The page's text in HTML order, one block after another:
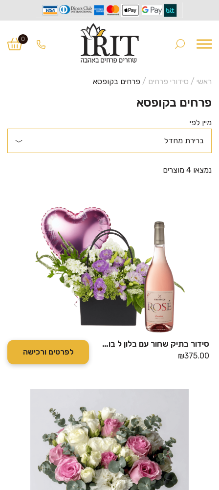
to
navigation
to
content
0
ראשי / סידורי פרחים / פרחים בקופסא
פרחים בקופסא
מיין לפי
נמצאו 4 מוצרים
סידור בתיק שחור עם בלון ל בורוד ורוזה פרימיום
₪375.00 לפרטים ורכישה